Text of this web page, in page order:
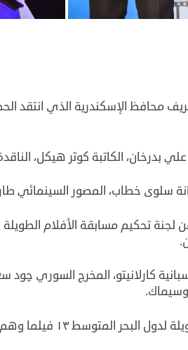
محافظ الإسكندرية الذي انتقد
بدرخان، الكاتبة كوثر هيكل،
سلوى خطاب، المصور
لجنة تحكيم مسابقة الأفلام
كارلانيتو، المخرج السوري
و تضم مسابقة